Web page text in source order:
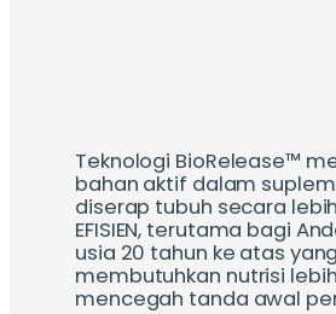
Teknologi BioRelease™
bahan aktif dalam
diserap tubuh secara lebih
EFISIEN, terutama bagi
usia 20 tahun ke atas yang
membutuhkan nutrisi
mencegah tanda awal